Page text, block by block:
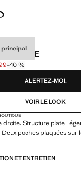
principal
PLISSÉE
59,99 ]
]
-40 %
ALERTEZ-MOI.
VOIR LE LOOK
droite. Structure plate
poches plaquées sur
ET ENTRETIEN